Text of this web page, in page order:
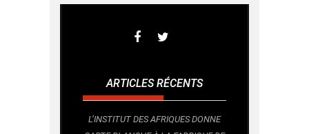
ARTICLES RÉCENTS
L’INSTITUT DES AFRIQUES DONNE